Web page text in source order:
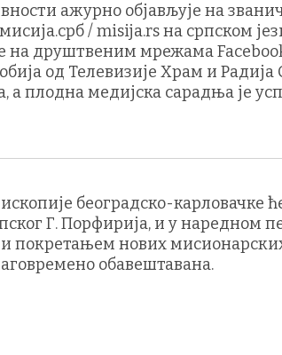
ажурно објављује на
/ misija.rs на српском
на друштвеним мрежама
од Телевизије Храм и Радија
а плодна медијска сарадња је
београдско-карловачке
Г. Порфирија, и у наредном
покретањем нових
обавештавана.